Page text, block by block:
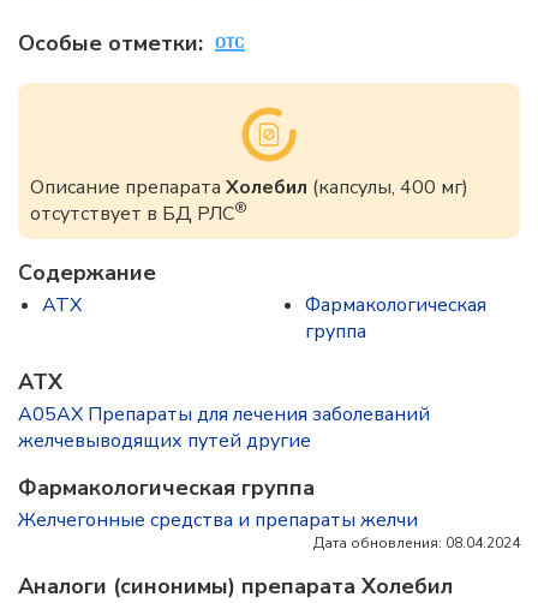
Особые отметки:
Описание препарата Холебил (капсулы, 400 мг)
отсутствует в БД РЛС®
Содержание
ATX
Фармакологическая
группа
ATX
A05AX Препараты для лечения заболеваний
желчевыводящих путей другие
Фармакологическая группа
Желчегонные средства и препараты желчи
Дата обновления: 08.04.2024
Аналоги (синонимы) препарата Холебил